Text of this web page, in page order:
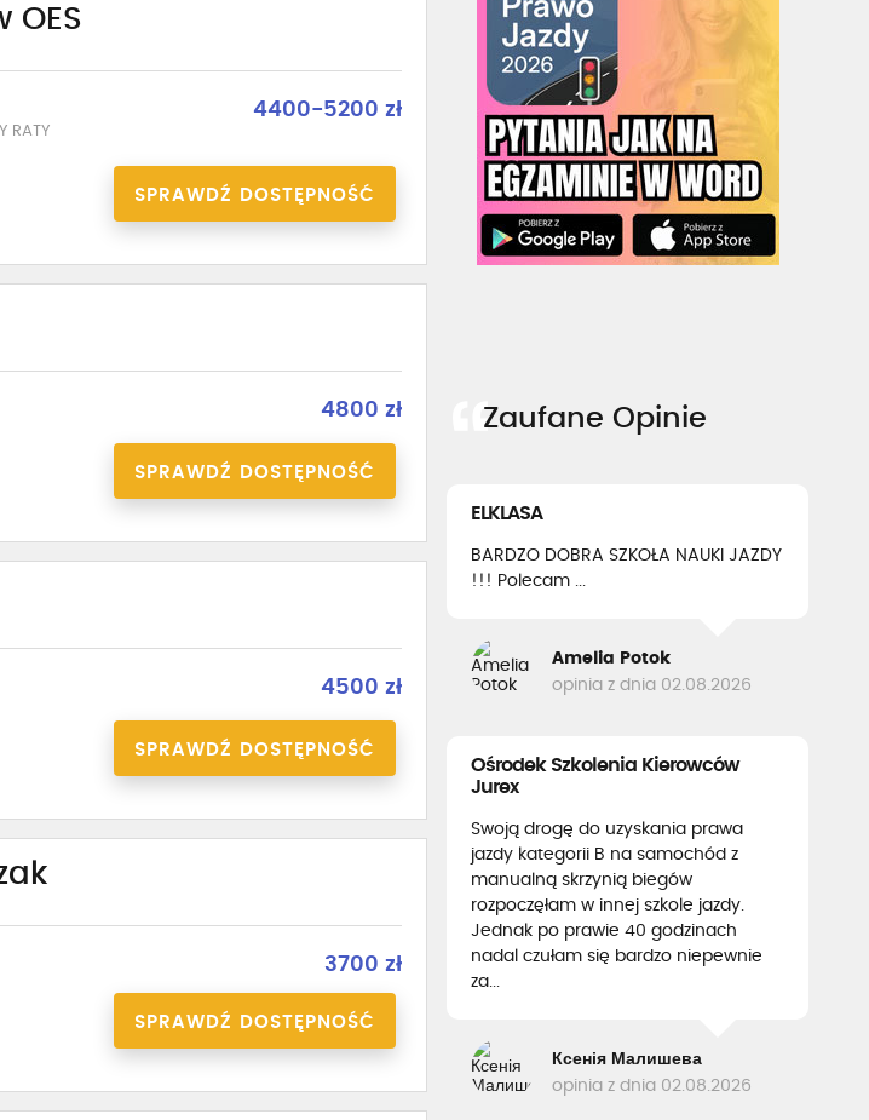
OES
RATY
4400-5200 zł
SPRAWDŹ DOSTĘPNOŚĆ
4800 zł
SPRAWDŹ DOSTĘPNOŚĆ
4500 zł
SPRAWDŹ DOSTĘPNOŚĆ
3700 zł
SPRAWDŹ DOSTĘPNOŚĆ
Zaufane Opinie
ELKLASA
BARDZO DOBRA SZKOŁA NAUKI JAZDY
!!! Polecam ...
Amelia Potok
opinia z dnia 02.08.2026
Ośrodek Szkolenia Kierowców
Jurex
Swoją drogę do uzyskania prawa
jazdy kategorii B na samochód z
manualną skrzynią biegów
rozpoczęłam w innej szkole jazdy.
Jednak po prawie 40 godzinach
nadal czułam się bardzo niepewnie
za...
Ксенія Малишева
opinia z dnia 02.08.2026